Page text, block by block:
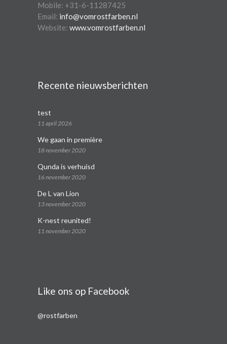
Mobile: +31-6-11287425
Email: info@vomrostfarben.nl
Website: www.vomrostfarben.nl
Recente nieuwsberichten
test
11 april 2026
We gaan in première
18 november 2020
Qunda is verhuisd
16 november 2020
De L van Lion
13 november 2020
K-nest reunited!
11 november 2020
Like ons op Facebook
@rostfarben